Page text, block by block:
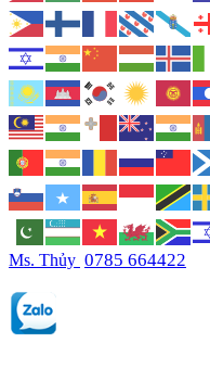
Ms. Thủy 0785 664422